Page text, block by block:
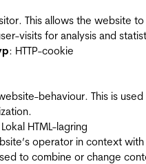
This allows the website to
visits for analysis and
: HTTP-cookie
behaviour. This is
HTML-lagring
operator in context with
to combine or change